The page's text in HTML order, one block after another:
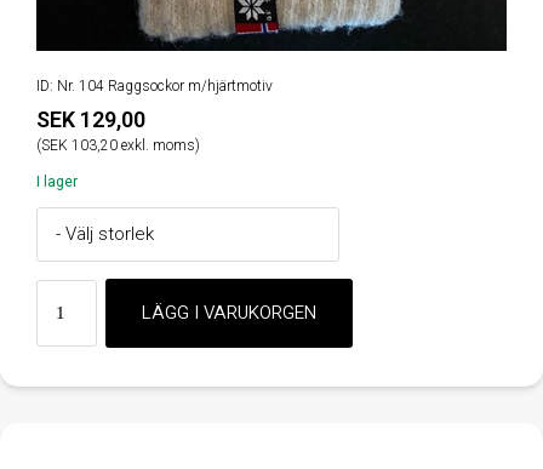
ID: Nr. 104 Raggsockor m/hjärtmotiv
SEK 129,00
(SEK 103,20 exkl. moms)
I lager